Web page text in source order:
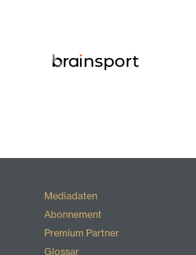
Mediadaten
Abonnement
Premium Partner
Glossar